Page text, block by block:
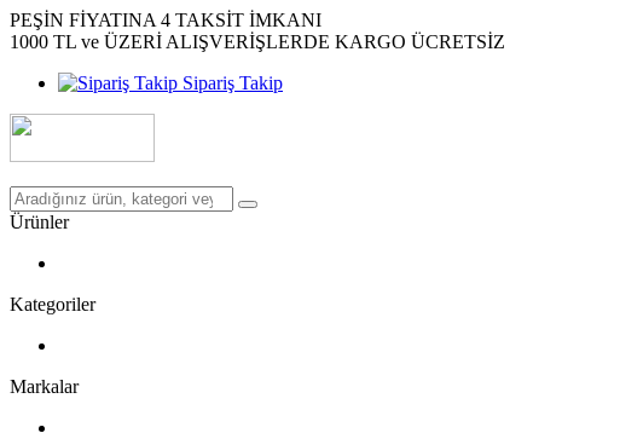
PEŞİN FİYATINA 4 TAKSİT İMKANI
1000 TL ve ÜZERİ ALIŞVERİŞLERDE KARGO ÜCRETSİZ
Sipariş Takip
Ürünler
Kategoriler
Markalar